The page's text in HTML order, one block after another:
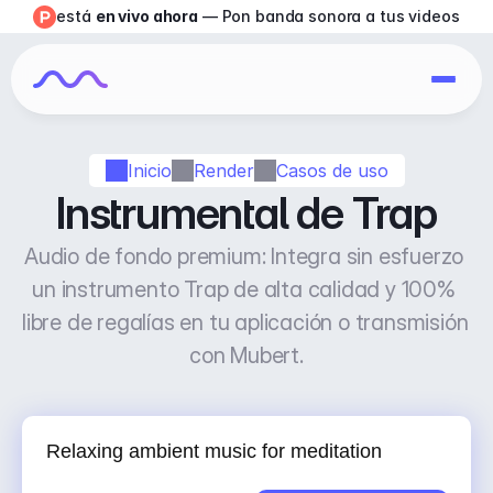
Inicio Render Casos de uso
Instrumental de Trap
Audio de fondo premium: Integra sin esfuerzo
un instrumento Trap de alta calidad y 100%
libre de regalías en tu aplicación o transmisión
con Mubert.
está en vivo ahora — Pon banda sonora a tus videos